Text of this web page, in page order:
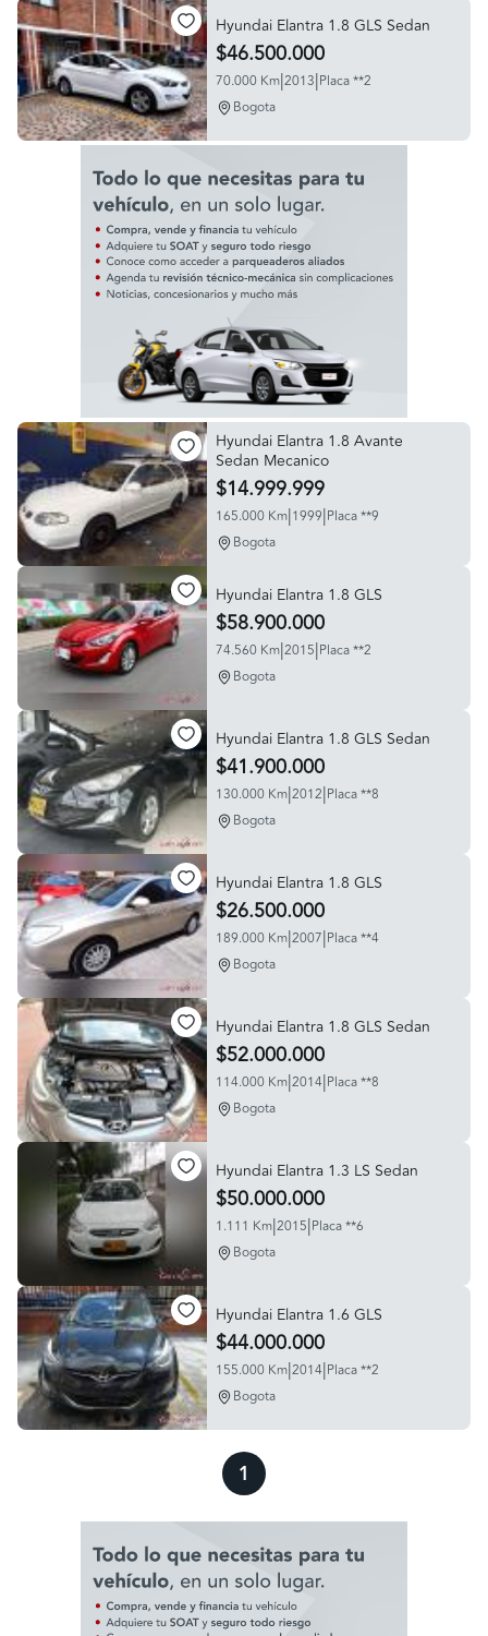
Hyundai Elantra 1.8 GLS Sedan
$46.500.000
70.000 Km|2013|Placa **2
Bogota
Hyundai Elantra 1.8 Avante
Sedan Mecanico
$14.999.999
165.000 Km|1999|Placa **9
Bogota
Hyundai Elantra 1.8 GLS
$58.900.000
74.560 Km|2015|Placa **2
Bogota
Hyundai Elantra 1.8 GLS Sedan
$41.900.000
130.000 Km|2012|Placa **8
Bogota
Hyundai Elantra 1.8 GLS
$26.500.000
189.000 Km|2007|Placa **4
Bogota
Hyundai Elantra 1.8 GLS Sedan
$52.000.000
114.000 Km|2014|Placa **8
Bogota
Hyundai Elantra 1.3 LS Sedan
$50.000.000
1.111 Km|2015|Placa **6
Bogota
Hyundai Elantra 1.6 GLS
$44.000.000
155.000 Km|2014|Placa **2
Bogota
1